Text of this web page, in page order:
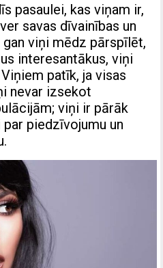
pasaulei, kas viņam ir,
savas dīvainības un
viņi mēdz pārspīlēt,
interesantākus, viņi
patīk, ja visas
nevar izsekot
viņi ir pārāk
piedzīvojumu un